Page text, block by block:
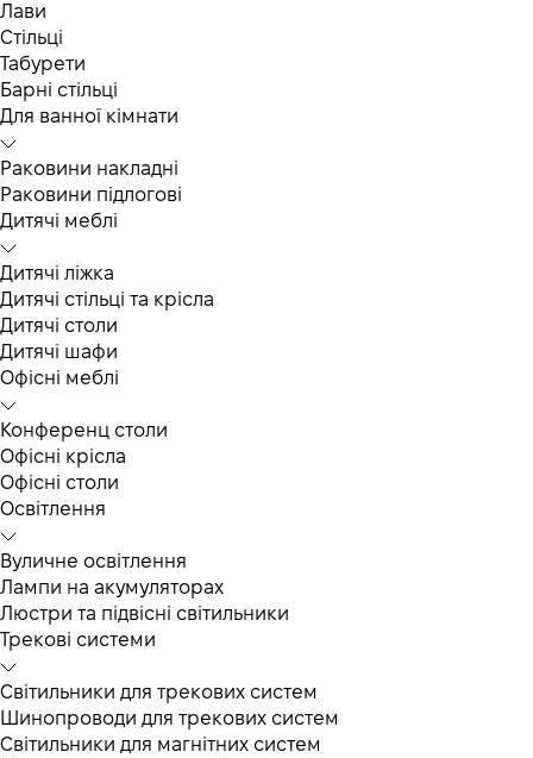
Лави
Стільці
Табурети
Барні стільці
Для ванної кімнати
Раковини накладні
Раковини підлогові
Дитячі меблі
Дитячі ліжка
Дитячі стільці та крісла
Дитячі столи
Дитячі шафи
Офісні меблі
Конференц столи
Офісні крісла
Офісні столи
Освітлення
Вуличне освітлення
Лампи на акумуляторах
Люстри та підвісні світильники
Трекові системи
Світильники для трекових систем
Шинопроводи для трекових систем
Світильники для магнітних систем